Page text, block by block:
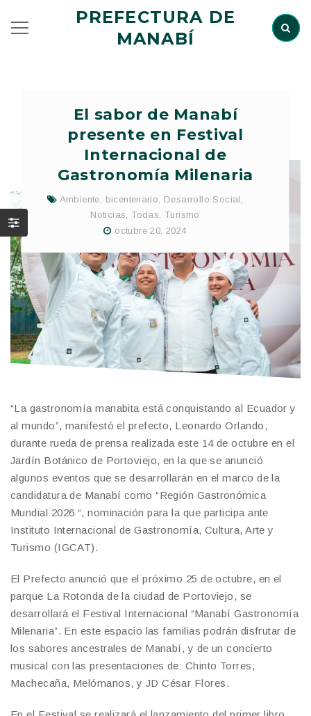
PREFECTURA DE
MANABÍ
El sabor de Manabí
presente en Festival
Internacional de
Gastronomía Milenaria
Ambiente, bicentenario, Desarrollo Social ,
Noticias, Todas, Turismo
octubre 20, 2024
“La gastronomía manabita está conquistando al Ecuador y
al mundo”, manifestó el prefecto, Leonardo Orlando,
durante rueda de prensa realizada este 14 de octubre en el
Jardín Botánico de Portoviejo, en la que se anunció
algunos eventos que se desarrollarán en el marco de la
candidatura de Manabí como “Región Gastronómica
Mundial 2026 “, nominación para la que participa ante
Instituto Internacional de Gastronomía, Cultura, Arte y
Turismo (IGCAT).
El Prefecto anunció que el próximo 25 de octubre, en el
parque La Rotonda de la ciudad de Portoviejo, se
desarrollará el Festival Internacional “Manabí Gastronomía
Milenaria”. En este espacio las familias podrán disfrutar de
los sabores ancestrales de Manabí, y de un concierto
musical con las presentaciones de: Chinto Torres,
Machecaña, Melómanos, y JD César Flores.